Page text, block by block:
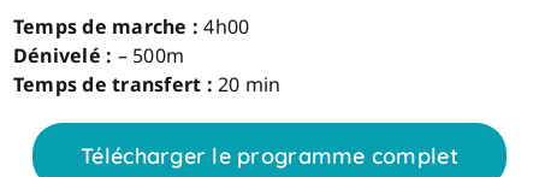
Temps de marche : 4h00
Dénivelé : – 500m
Temps de transfert : 20 min
Télécharger le programme complet